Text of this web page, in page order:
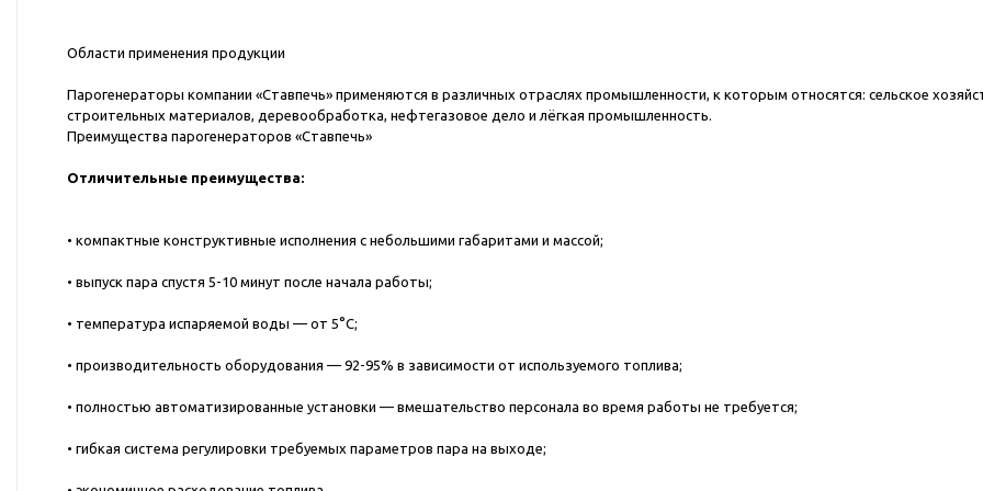
Области применения продукции
Парогенераторы компании «Ставпечь» применяются в различных отраслях промышленности, к которым относятся: сельское
строительных материалов, деревообработка, нефтегазовое дело и лёгкая промышленность.
Преимущества парогенераторов «Ставпечь»
Отличительные преимущества:
• компактные конструктивные исполнения с небольшими габаритами и массой;
• выпуск пара спустя 5-10 минут после начала работы;
• температура испаряемой воды — от 5°С;
• производительность оборудования — 92-95% в зависимости от используемого топлива;
• полностью автоматизированные установки — вмешательство персонала во время работы не требуется;
• гибкая система регулировки требуемых параметров пара на выходе;